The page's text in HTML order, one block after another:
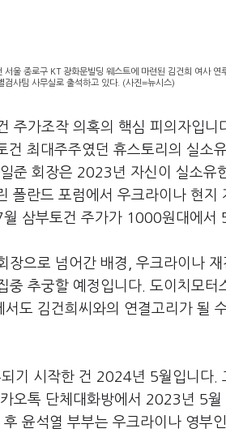
울 종로구 KT 광화문빌딩 웨스트에 마련된 김건희 여사 연
검사팀 사무실로 출석하고 있다. (사진=뉴시스)
주가조작 의혹의 핵심 피의자입
최대주주였던 휴스토리의 실소
준 회장은 2023년 자신이 실소
폴란드 포럼에서 우크라이나 현지
삼부토건 주가가 1000원대에서
장으로 넘어간 배경, 우크라이나
중 추궁할 예정입니다. 도이치모터
도 김건희씨와의 연결고리가 될
기 시작한 건 2024년 5월입니다.
오톡 단체대화방에서 2023년 5월
윤석열 부부는 우크라이나 영부